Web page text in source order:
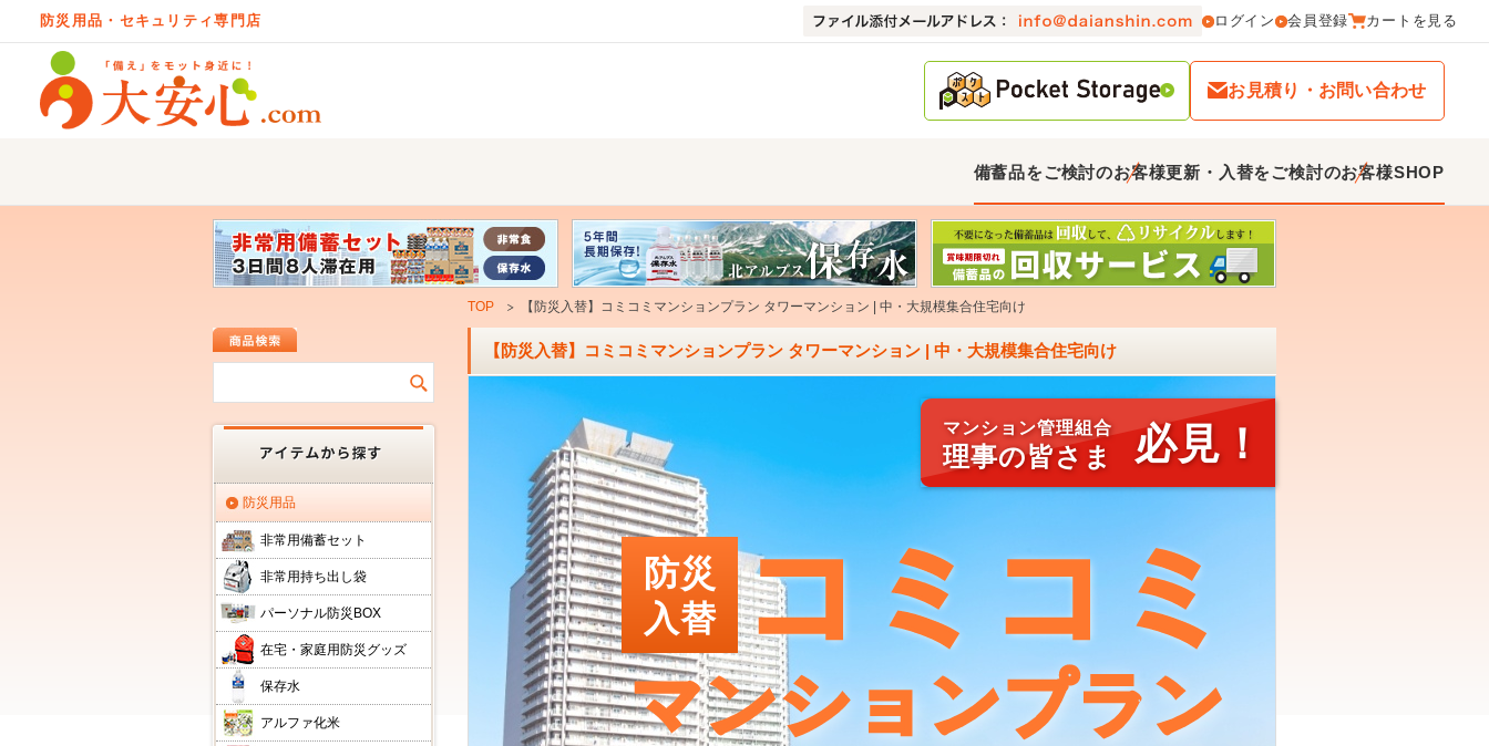
防災用品・セキュリティ専門店 ログイン 会員登録 カートを見る
お見積り・お問い合わせ
備蓄品をご検討のお客様更新・入替をご検討のお客様SHOP
TOP 【防災入替】コミコミマンションプラン タワーマンション | 中・大規模集合住宅向け
【防災入替】コミコミマンションプラン タワーマンション | 中・大規模集合住宅向け
マンション管理組合
理事の皆さま 必見！
防災
入替
コミコミ
マンションプラン
防災用品
非常用備蓄セット
非常用持ち出し袋
パーソナル防災BOX
在宅・家庭用防災グッズ
保存水
アルファ化米